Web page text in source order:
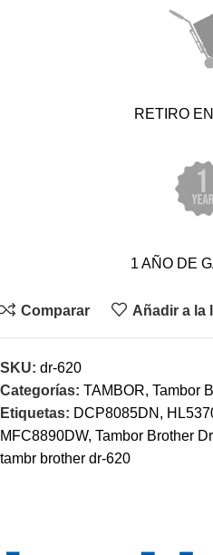
RETIRO
1 AÑO DE
Comparar Añadir a la
SKU: dr-620
Categorías: TAMBOR, Tambor
Etiquetas: DCP8085DN ,
MFC8890DW, Tambor Brother
tambr brother dr-620